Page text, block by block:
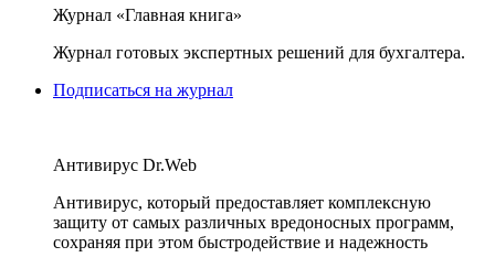
Журнал «Главная книга»
Журнал готовых экспертных решений для бухгалтера.
Подписаться на журнал
Антивирус Dr.Web
Антивирус, который предоставляет комплексную
защиту от самых различных вредоносных программ,
сохраняя при этом быстродействие и надежность